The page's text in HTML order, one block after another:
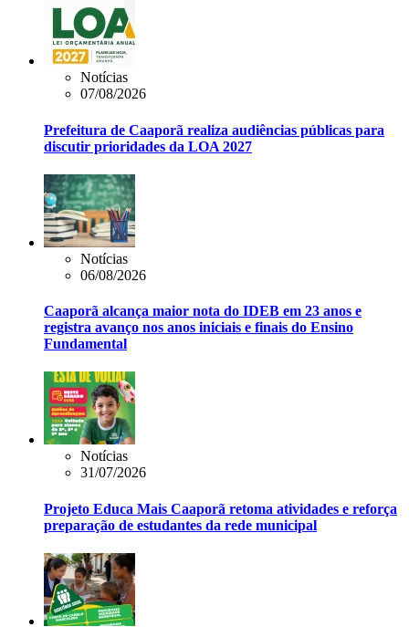
Notícias
07/08/2026
Prefeitura de Caaporã realiza audiências públicas para
discutir prioridades da LOA 2027
Notícias
06/08/2026
Caaporã alcança maior nota do IDEB em 23 anos e
registra avanço nos anos iniciais e finais do Ensino
Fundamental
Notícias
31/07/2026
Projeto Educa Mais Caaporã retoma atividades e reforça
preparação de estudantes da rede municipal